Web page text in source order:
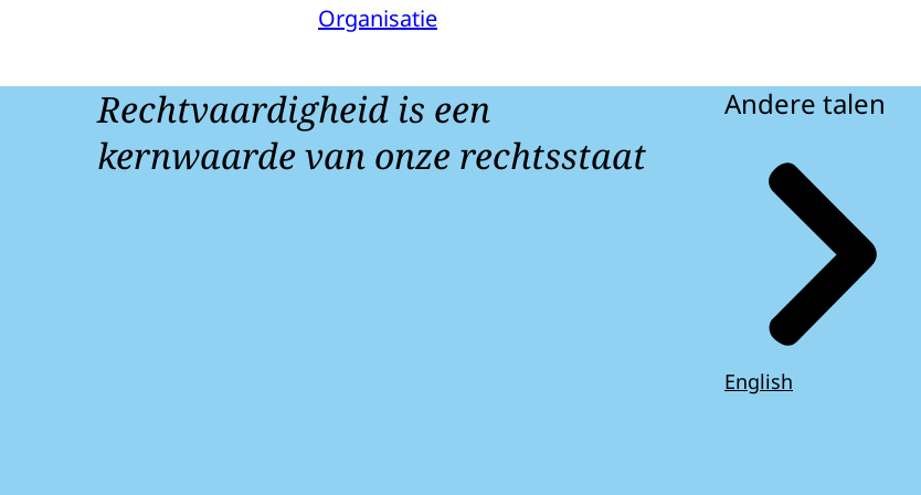
Organisatie
Rechtvaardigheid is een
kernwaarde van onze rechtsstaat
Andere talen
English